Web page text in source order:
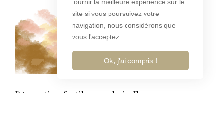
Décoration fertile - made in France
fournir la meilleure expérience sur le
site si vous poursuivez votre
navigation, nous considérons que
vous l'acceptez.
Ok, j'ai compris !